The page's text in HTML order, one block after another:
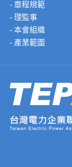
- 章程規範
- 理監事
- 本會組織
- 產業範圍